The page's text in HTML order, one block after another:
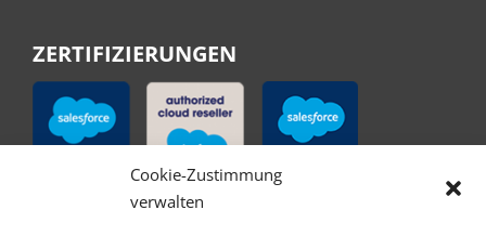
Cookie-Zustimmung
verwalten
ZERTIFIZIERUNGEN